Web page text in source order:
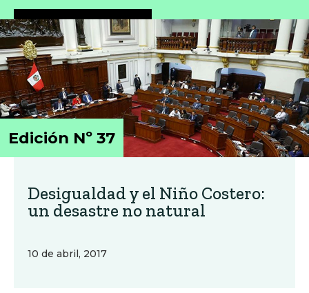
Edición Nº 37
Desigualdad y el Niño Costero:
un desastre no natural
10 de abril, 2017